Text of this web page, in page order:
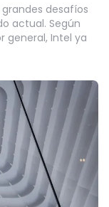
desafíos
actual. Según
general, Intel ya